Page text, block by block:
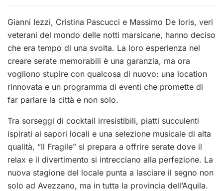
Gianni Iezzi, Cristina Pascucci e Massimo De Ioris, veri
veterani del mondo delle notti marsicane, hanno deciso
che era tempo di una svolta. La loro esperienza nel
creare serate memorabili è una garanzia, ma ora
vogliono stupire con qualcosa di nuovo: una location
rinnovata e un programma di eventi che promette di
far parlare la città e non solo.
Tra sorseggi di cocktail irresistibili, piatti succulenti
ispirati ai sapori locali e una selezione musicale di alta
qualità, “Il Fragile” si prepara a offrire serate dove il
relax e il divertimento si intrecciano alla perfezione. La
nuova stagione del locale punta a lasciare il segno non
solo ad Avezzano, ma in tutta la provincia dell’Aquila.